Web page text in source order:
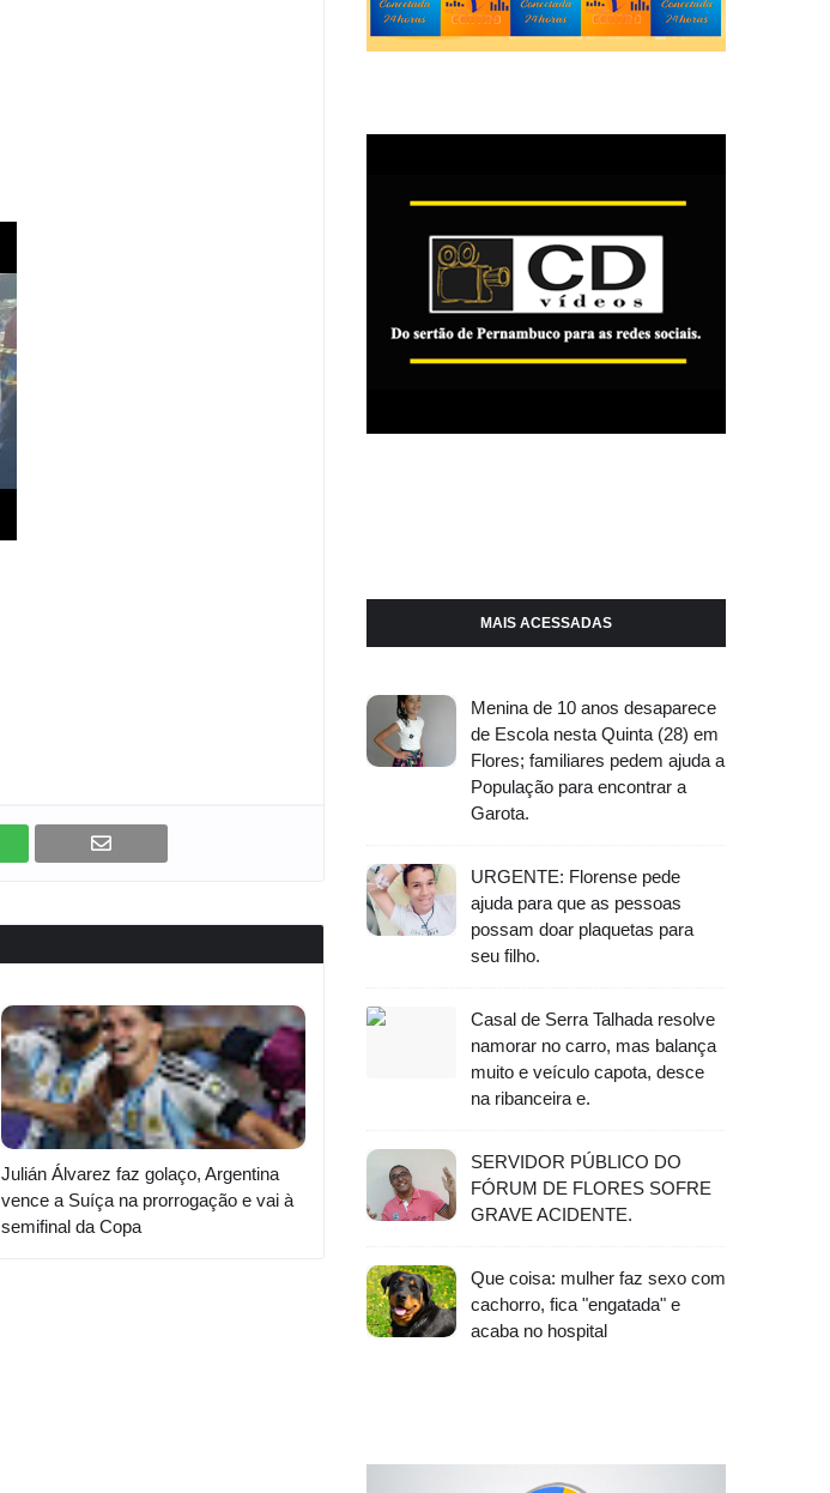
Julián Álvarez faz golaço, Argentina
vence a Suíça na prorrogação e vai à
semifinal da Copa
MAIS ACESSADAS
Menina de 10 anos desaparece
de Escola nesta Quinta (28) em
Flores; familiares pedem ajuda a
População para encontrar a
Garota.
URGENTE: Florense pede
ajuda para que as pessoas
possam doar plaquetas para
seu filho.
Casal de Serra Talhada resolve
namorar no carro, mas balança
muito e veículo capota, desce
na ribanceira e.
SERVIDOR PÚBLICO DO
FÓRUM DE FLORES SOFRE
GRAVE ACIDENTE.
Que coisa: mulher faz sexo com
cachorro, fica "engatada" e
acaba no hospital